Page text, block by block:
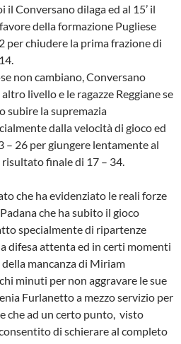
il Conversano dilaga ed al 15’ il
della formazione Pugliese
per chiudere la prima frazione di
non cambiano, Conversano
livello e le ragazze Reggiane se
subire la supremazia
dalla velocità di gioco ed
– 26 per giungere lentamente al
finale di 17 – 34.
che ha evidenziato le reali forze
che ha subito il gioco
specialmente di ripartenze
difesa attenta ed in certi momenti
mancanza di Miriam
minuti per non aggravare le sue
Furlanetto a mezzo servizio per
che ad un certo punto, visto
di schierare al completo